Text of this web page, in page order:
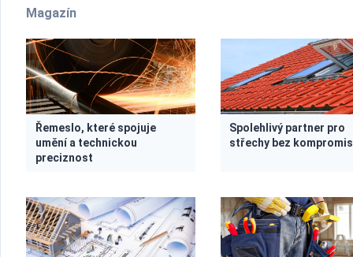
Magazín
Řemeslo, které spojuje
umění a technickou
preciznost
Spolehlivý partner pro
střechy bez